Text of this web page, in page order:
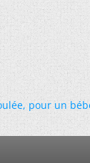
pour un